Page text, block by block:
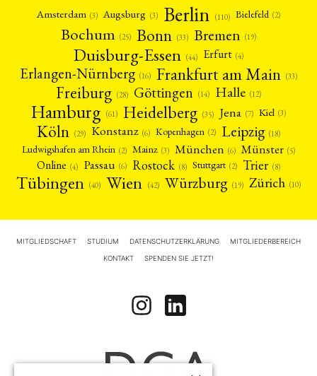
Amsterdam (3) Augsburg (3) Berlin (110) Bielefeld (2)
Bochum (25) Bonn (33) Bremen (19)
Duisburg-Essen (44) Erfurt (4)
Erlangen-Nürnberg (16) Frankfurt am Main (33)
Freiburg (28) Göttingen (14) Halle (12)
Hamburg (61) Heidelberg (35) Jena (7) Kiel (3)
Köln (29) Konstanz (6) Kopenhagen (2) Leipzig (18)
Ludwigshafen am Rhein (2) Mainz (3) München (6) Münster (5)
Online (4) Passau (6) Rostock (8) Stuttgart (2) Trier (8)
Tübingen (40) Wien (42) Würzburg (19) Zürich (10)
MITGLIEDSCHAFT STUDIUM DATENSCHUTZERKLÄRUNG MITGLIEDERBEREICH
KONTAKT SPENDEN SIE JETZT!